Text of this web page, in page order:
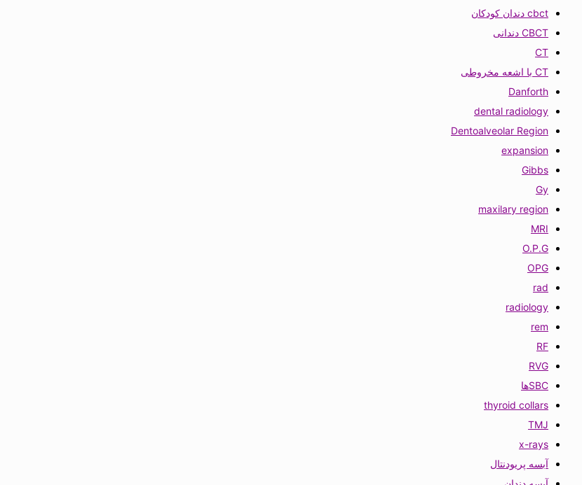
cbct دندان کودکان
CBCT دندانی
CT
CT با اشعه مخروطی
Danforth
dental radiology
Dentoalveolar Region
expansion
Gibbs
Gy
maxilary region
MRI
O.P.G
OPG
rad
radiology
rem
RF
RVG
SBCها
thyroid collars
TMJ
x-rays
آبسه پریودنتال